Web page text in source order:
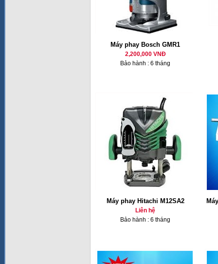
Máy phay Bosch GMR1
2,200,000 VNĐ
Bảo hành : 6 tháng
Máy phay Hitachi M12SA2
Liên hệ
Bảo hành : 6 tháng